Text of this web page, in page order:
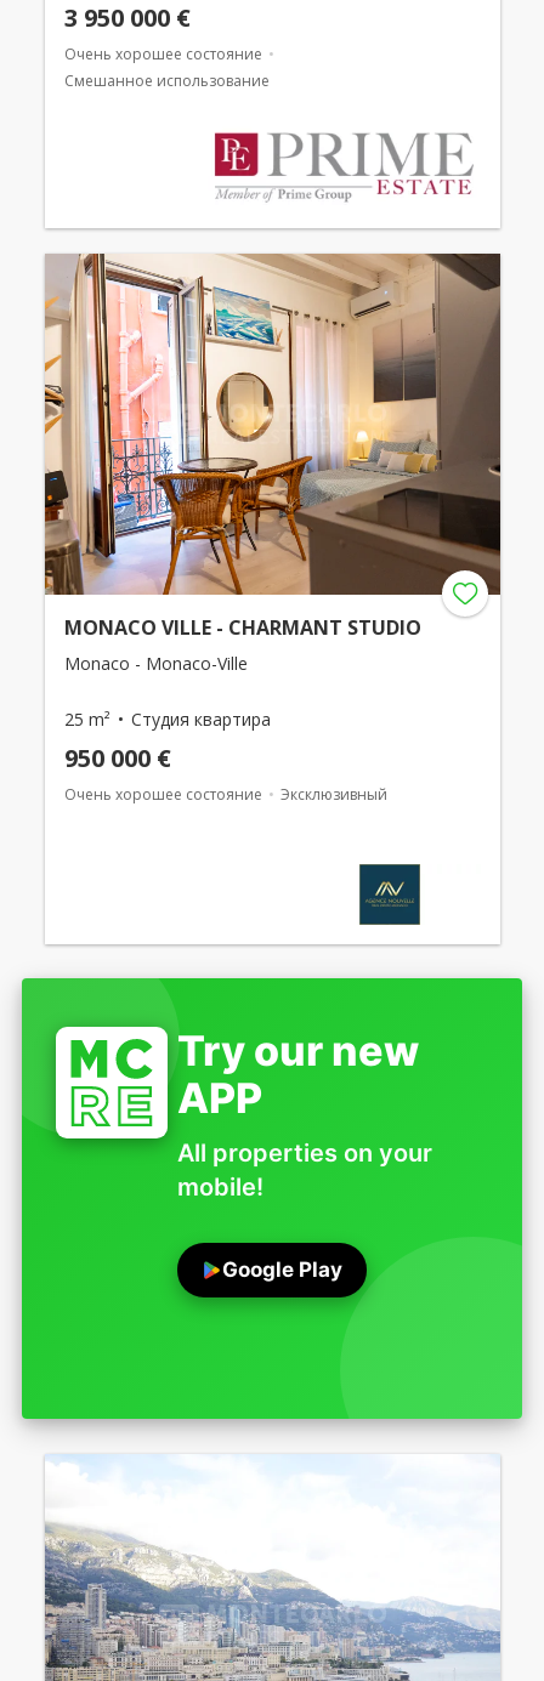
3 950 000 €
Очень хорошее состояние
Смешанное использование
MONACO VILLE - CHARMANT STUDIO
Monaco - Monaco-Ville
25 m² Студия квартира
950 000 €
Очень хорошее состояние Эксклюзивный
Try our new
APP
All properties on your
mobile!
Google Play